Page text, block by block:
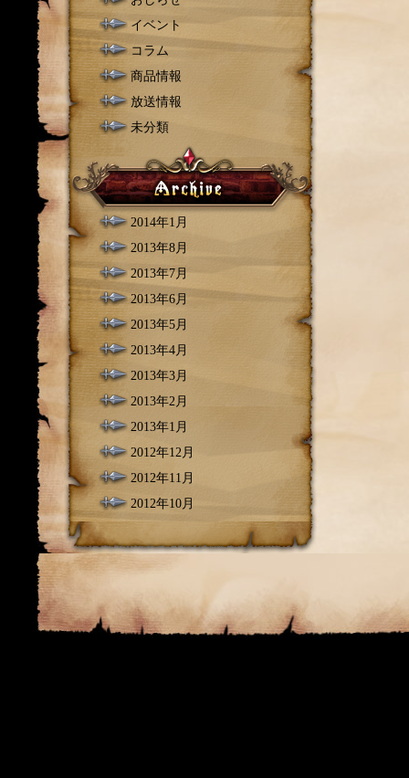
イベント
コラム
商品情報
放送情報
未分類
2014年1月
2013年8月
2013年7月
2013年6月
2013年5月
2013年4月
2013年3月
2013年2月
2013年1月
2012年12月
2012年11月
2012年10月